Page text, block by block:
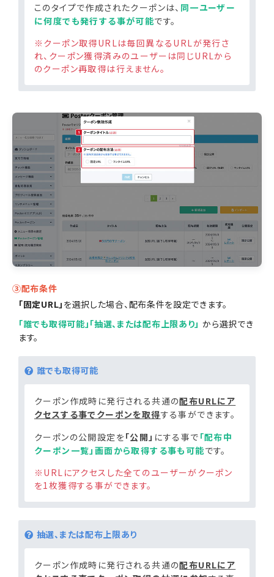
このタイプで作成されたクーポンは、 同一ユーザー
に何度でも発行する事が可能です。
※クーポン取得URLは毎回異なるURLが発行さ
れ、クーポン獲得済みのユーザーは同じURLから
のクーポン再取得は行えません。
③配布条件
「固定URL」 を選択した場合、配布条件を設定できます。
「誰でも取得可能」「抽選、または配布上限あり」 から選択でき
ます。
誰でも取得可能
クーポン作成時に発行される共通の配布URLにア
クセスする事でクーポンを取得する事ができます。
クーポンの公開設定を「公開」 にする事で 「配布中
クーポン一覧」画面から取得する事も可能です。
※URLにアクセスした全てのユーザーがクーポン
を1枚獲得する事ができます。
抽選、または配布上限あり
クーポン作成時に発行される共通の配布URLにア